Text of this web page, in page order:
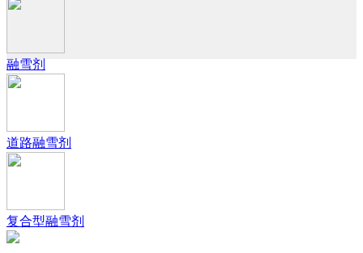
融雪剂
道路融雪剂
复合型融雪剂